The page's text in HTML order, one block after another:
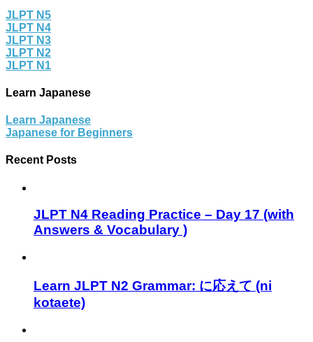
JLPT N5
JLPT N4
JLPT N3
JLPT N2
JLPT N1
Learn Japanese
Learn Japanese
Japanese for Beginners
Recent Posts
JLPT N4 Reading Practice – Day 17 (with
Answers & Vocabulary )
Learn JLPT N2 Grammar: に応えて (ni
kotaete)